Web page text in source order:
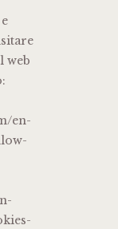
web
en-